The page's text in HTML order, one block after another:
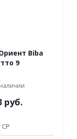
Biba
9
руб.
СР